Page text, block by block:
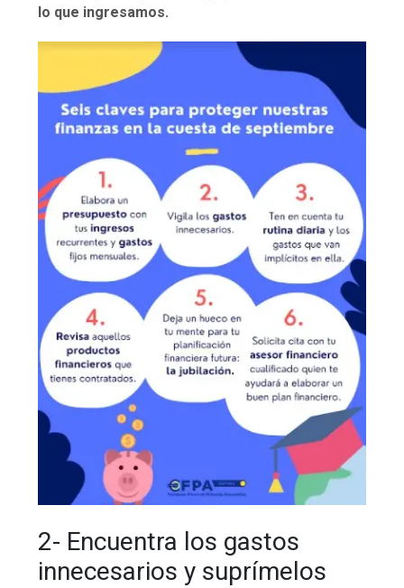
lo que ingresamos.
2- Encuentra los gastos
innecesarios y suprímelos